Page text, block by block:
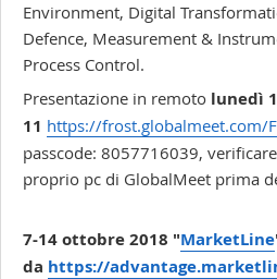
Environment, Digital
Defence, Measurement &
Process Control.
Presentazione in remoto lunedì
11 https://frost.globalmeet.com/
passcode: 8057716039,
proprio pc di GlobalMeet prima
7-14 ottobre 2018 "MarketLine
da https://